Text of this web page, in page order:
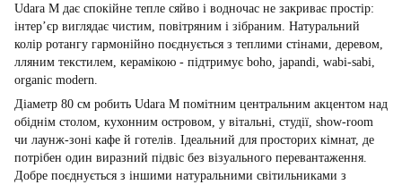
Udara M дає спокійне тепле сяйво і водночас не закриває простір:
інтер’єр виглядає чистим, повітряним і зібраним. Натуральний
колір ротангу гармонійно поєднується з теплими стінами, деревом,
лляним текстилем, керамікою - підтримує boho, japandi, wabi-sabi,
organic modern.
Діаметр 80 см робить Udara M помітним центральним акцентом над
обіднім столом, кухонним островом, у вітальні, студії, show-room
чи лаунж-зоні кафе й готелів. Ідеальний для просторих кімнат, де
потрібен один виразний підвіс без візуального перевантаження.
Добре поєднується з іншими натуральними світильниками з